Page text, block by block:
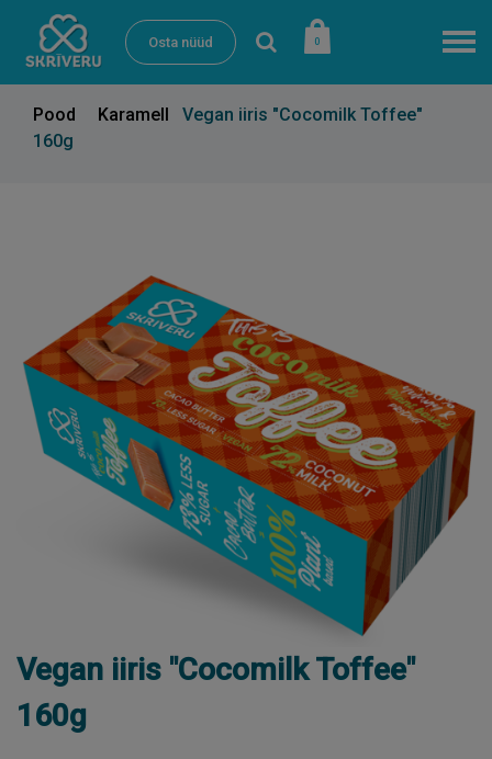
Osta nüüd 0
Pood Karamell
Vegan iiris "Cocomilk Toffee"
160g
Vegan iiris "Cocomilk Toffee"
160g